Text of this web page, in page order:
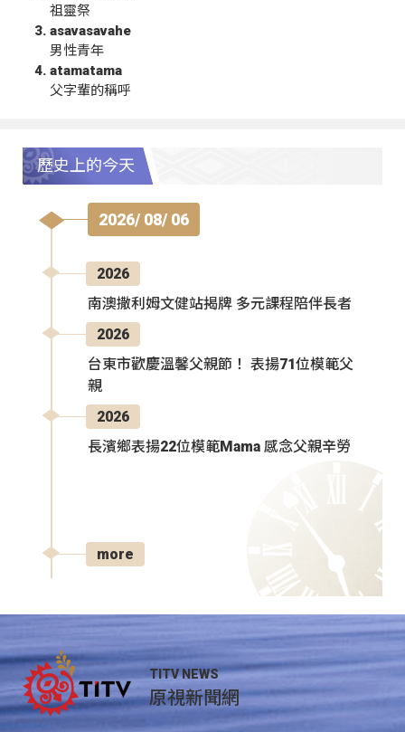
祖靈祭
asavasavahe
男性青年
atamatama
父字輩的稱呼
歷史上的今天
2026/ 08/ 06
2026
南澳撒利姆文健站揭牌 多元課程陪伴長者
2026
台東市歡慶溫馨父親節！ 表揚71位模範父
親
2026
長濱鄉表揚22位模範Mama 感念父親辛勞
more
TITV NEWS
原視新聞網